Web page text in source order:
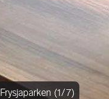
Frysjaparken (1/7)